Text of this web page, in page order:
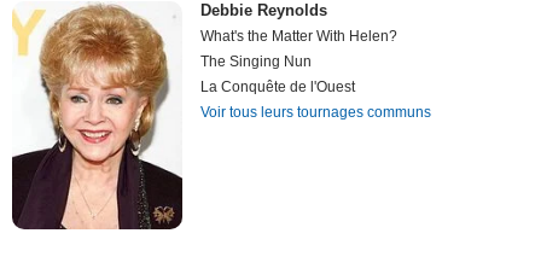
Debbie Reynolds
What's the Matter With Helen?
The Singing Nun
La Conquête de l'Ouest
Voir tous leurs tournages communs